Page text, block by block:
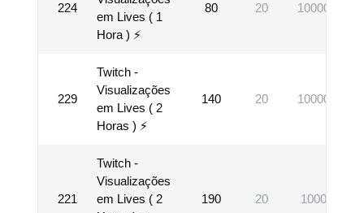
224
em Lives ( 1
Hora ) ⚡
80 20 10000
229
Twitch -
Visualizações
em Lives ( 2
Horas ) ⚡
140 20 10000
221
Twitch -
Visualizações
em Lives ( 2
190 20 1000